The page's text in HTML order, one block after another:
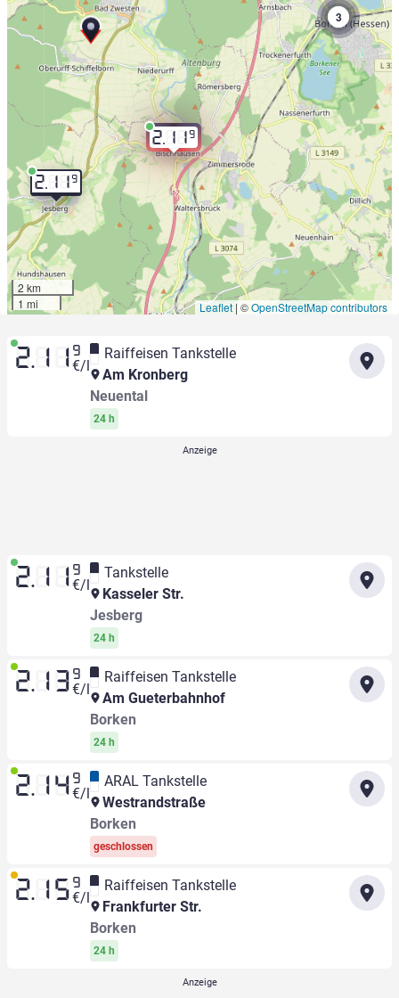
2.119
2.119
3
2 km
1 mi
Leaflet | ©OpenStreetMap contributors
2.11 9
€/l
Raiffeisen Tankstelle
Am Kronberg
Neuental
24 h
2.11 9
€/l
Tankstelle
Kasseler Str.
Jesberg
24 h
2.13 9
€/l
Raiffeisen Tankstelle
Am Gueterbahnhof
Borken
24 h
2.14 9
€/l
ARAL Tankstelle
Westrandstraße
Borken
geschlossen
2.15 9
€/l
Raiffeisen Tankstelle
Frankfurter Str.
Borken
24 h